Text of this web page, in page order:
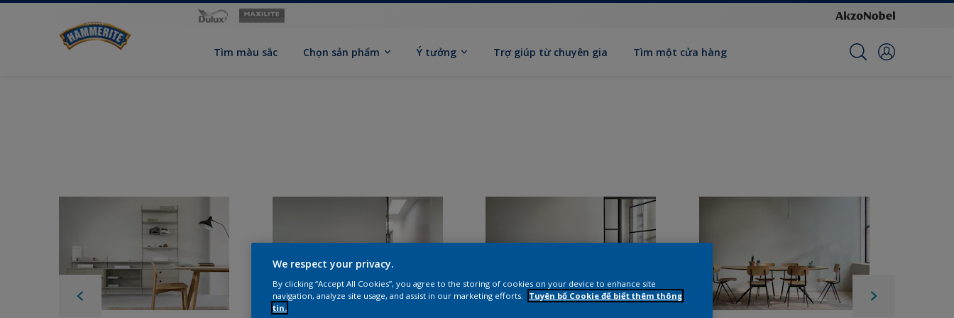
Tìm màu sắc Chọn sản phẩm Ý tưởng Trợ giúp từ chuyên gia Tìm một cửa hàng
We respect your privacy.
By clicking “Accept All Cookies”, you agree to the storing of cookies on your device to enhance site
navigation, analyze site usage, and assist in our marketing efforts.
Tuyên bố Cookie để biết thêm thông
tin.